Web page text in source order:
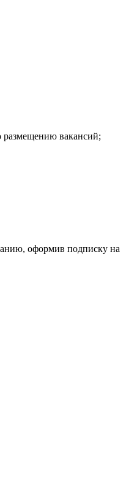
размещению вакансий;
оформив подписку на